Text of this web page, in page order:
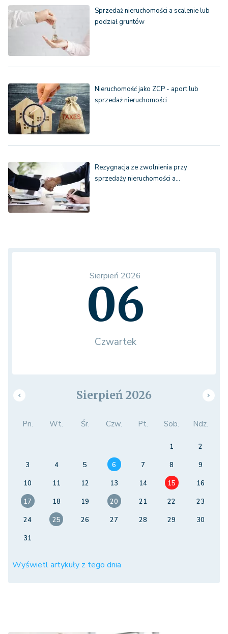
Sprzedaż nieruchomości a scalenie lub
podział gruntów
Nieruchomość jako ZCP - aport lub
sprzedaż nieruchomości
Rezygnacja ze zwolnienia przy
sprzedaży nieruchomości a…
Sierpień 2026
06
Czwartek
Sierpień 2026
Pn. Wt. Śr. Czw. Pt. Sob. Ndz.
1
2
3
4 5 6 7 8
9
10
11 12 13 14 15
16
17
18 19 20 21 22
23
24
25 26 27 28 29
30
31
Wyświetl artykuły z tego dnia